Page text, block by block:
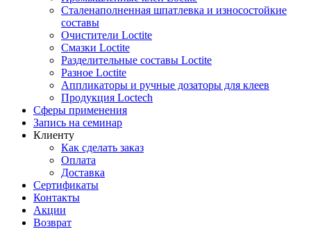
Сталенаполненная шпатлевка и износостойкие
составы
Очистители Loctite
Смазки Loctite
Разделительные составы Loctite
Разное Loctite
Аппликаторы и ручные дозаторы для клеев
Продукция Loctech
Сферы применения
Запись на семинар
Клиенту
Как сделать заказ
Оплата
Доставка
Сертификаты
Контакты
Акции
Возврат